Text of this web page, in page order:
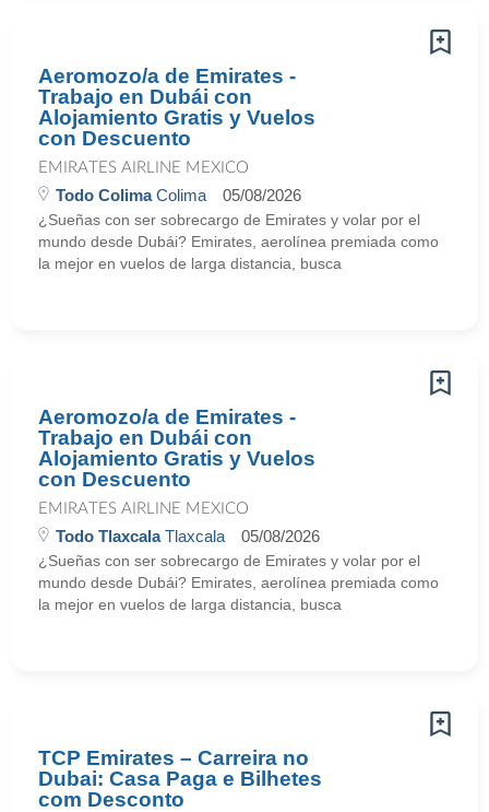
Aeromozo/a de Emirates -
Trabajo en Dubái con
Alojamiento Gratis y Vuelos
con Descuento
EMIRATES AIRLINE MEXICO
Todo ColimaColima 05/08/2026
¿Sueñas con ser sobrecargo de Emirates y volar por el
mundo desde Dubái? Emirates, aerolínea premiada como
la mejor en vuelos de larga distancia, busca
Aeromozo/a de Emirates -
Trabajo en Dubái con
Alojamiento Gratis y Vuelos
con Descuento
EMIRATES AIRLINE MEXICO
Todo TlaxcalaTlaxcala 05/08/2026
¿Sueñas con ser sobrecargo de Emirates y volar por el
mundo desde Dubái? Emirates, aerolínea premiada como
la mejor en vuelos de larga distancia, busca
TCP Emirates – Carreira no
Dubai: Casa Paga e Bilhetes
com Desconto